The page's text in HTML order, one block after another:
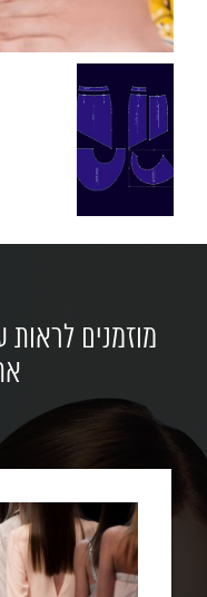
מוזמנים לראות